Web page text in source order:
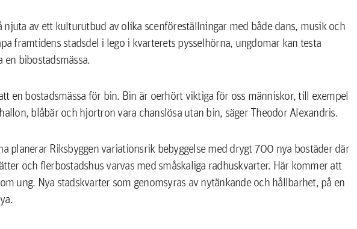
njuta av ett kulturutbud av olika scenföreställningar med både dans, musik och
framtidens stadsdel i lego i kvarterets pysselhörna, ungdomar kan testa
bibostadsmässa.
en bostadsmässa för bin. Bin är oerhört viktiga för oss människor, till exempel
blåbär och hjortron vara chanslösa utan bin, säger Theodor Alexandris.
planerar Riksbyggen variationsrik bebyggelse med drygt 700 nya bostäder där
och flerbostadshus varvas med småskaliga radhuskvarter. Här kommer att
ung. Nya stadskvarter som genomsyras av nytänkande och hållbarhet, på en